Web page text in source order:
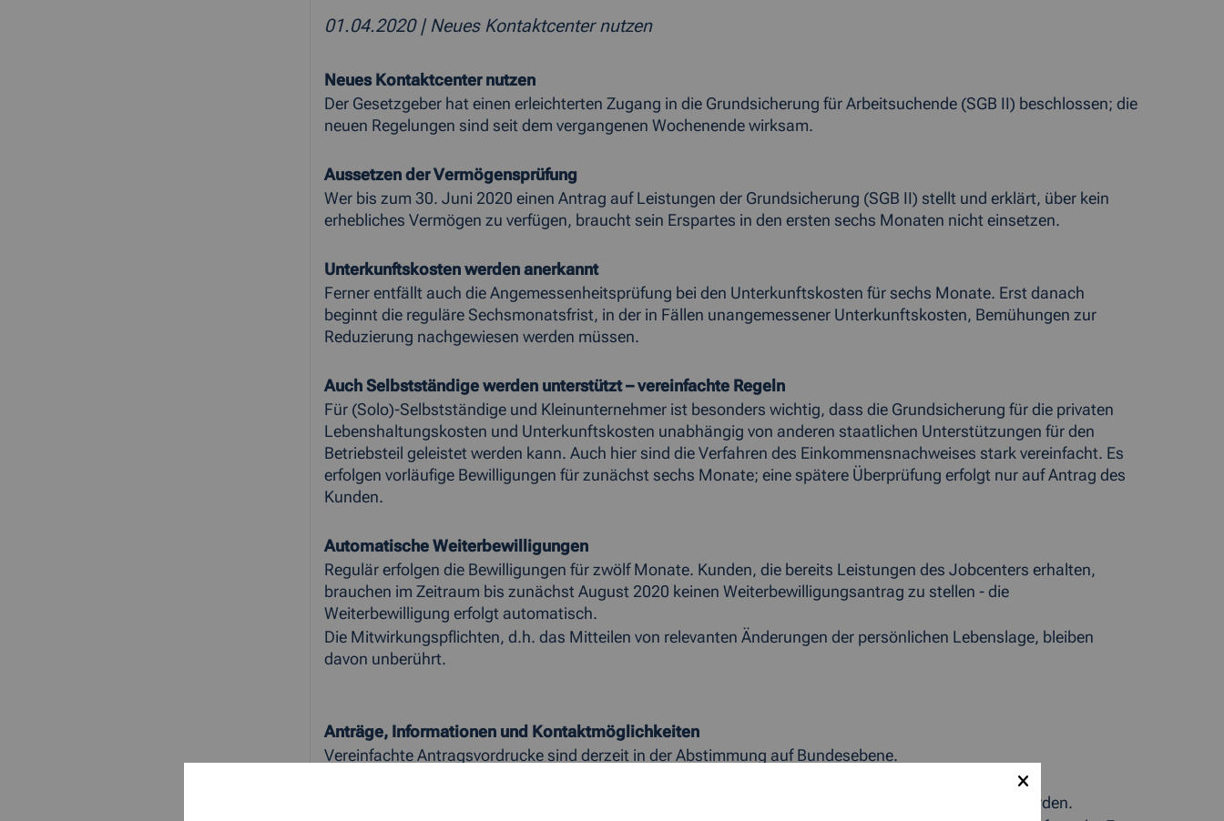
01.04.2020 | Neues Kontaktcenter nutzen
Neues Kontaktcenter nutzen
Der Gesetzgeber hat einen erleichterten Zugang in die Grundsicherung für Arbeitsuchende (SGB II) beschlossen; die
neuen Regelungen sind seit dem vergangenen Wochenende wirksam.
Aussetzen der Vermögensprüfung
Wer bis zum 30. Juni 2020 einen Antrag auf Leistungen der Grundsicherung (SGB II) stellt und erklärt, über kein
erhebliches Vermögen zu verfügen, braucht sein Erspartes in den ersten sechs Monaten nicht einsetzen.
Unterkunftskosten werden anerkannt
Ferner entfällt auch die Angemessenheitsprüfung bei den Unterkunftskosten für sechs Monate. Erst danach
beginnt die reguläre Sechsmonatsfrist, in der in Fällen unangemessener Unterkunftskosten, Bemühungen zur
Reduzierung nachgewiesen werden müssen.
Auch Selbstständige werden unterstützt – vereinfachte Regeln
Für (Solo)-Selbstständige und Kleinunternehmer ist besonders wichtig, dass die Grundsicherung für die privaten
Lebenshaltungskosten und Unterkunftskosten unabhängig von anderen staatlichen Unterstützungen für den
Betriebsteil geleistet werden kann. Auch hier sind die Verfahren des Einkommensnachweises stark vereinfacht. Es
erfolgen vorläufige Bewilligungen für zunächst sechs Monate; eine spätere Überprüfung erfolgt nur auf Antrag des
Kunden.
Automatische Weiterbewilligungen
Regulär erfolgen die Bewilligungen für zwölf Monate. Kunden, die bereits Leistungen des Jobcenters erhalten,
brauchen im Zeitraum bis zunächst August 2020 keinen Weiterbewilligungsantrag zu stellen - die
Weiterbewilligung erfolgt automatisch.
Die Mitwirkungspflichten, d.h. das Mitteilen von relevanten Änderungen der persönlichen Lebenslage, bleiben
davon unberührt.
Anträge, Informationen und Kontaktmöglichkeiten
Vereinfachte Antragsvordrucke sind derzeit in der Abstimmung auf Bundesebene.
können Anträge formlos fristwahrend gestellt werden.